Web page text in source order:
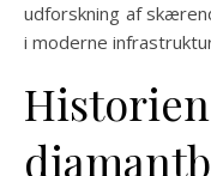
udforskning af
i moderne